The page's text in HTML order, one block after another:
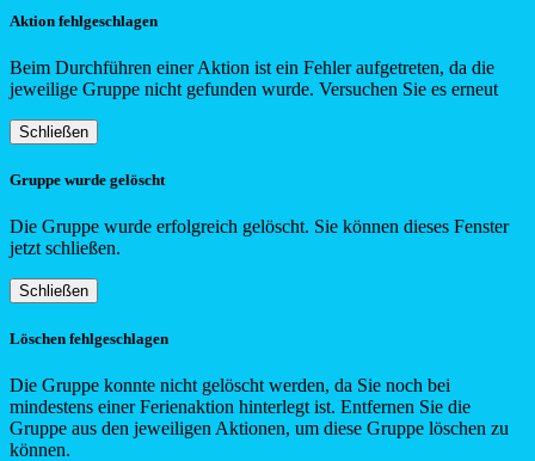
Aktion fehlgeschlagen
Beim Durchführen einer Aktion ist ein Fehler aufgetreten, da die
jeweilige Gruppe nicht gefunden wurde. Versuchen Sie es erneut
Schließen
Gruppe wurde gelöscht
Die Gruppe wurde erfolgreich gelöscht. Sie können dieses Fenster
jetzt schließen.
Schließen
Löschen fehlgeschlagen
Die Gruppe konnte nicht gelöscht werden, da Sie noch bei
mindestens einer Ferienaktion hinterlegt ist. Entfernen Sie die
Gruppe aus den jeweiligen Aktionen, um diese Gruppe löschen zu
können.